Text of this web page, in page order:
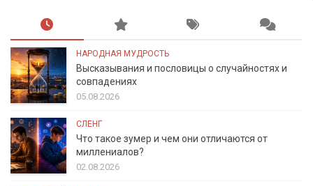
НАРОДНАЯ МУДРОСТЬ
Высказывания и пословицы о случайностях и
совпадениях
05.08.2026
СЛЕНГ
Что такое зумер и чем они отличаются от
миллениалов?
02.08.2026